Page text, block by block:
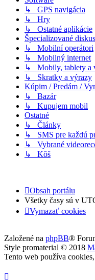
↳ GPS navigácia
↳ Hry
↳ Ostatné aplikácie
Špecializované
↳ Mobilní operátori
↳ Mobilný internet
↳ Mobily, tablety a
↳ Skratky a výrazy
Kúpim / Predám /
↳ Bazár
↳ Kupujem mobil
Ostatné
↳ Články
↳ SMS pre každú
↳ Vybrané
↳ Kôš
Obsah portálu
Všetky časy sú v
Vymazať cookies
Založené na phpBB®
Style promaterial © 2018
Tento web používa